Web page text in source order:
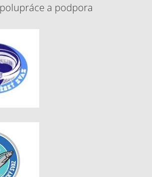
a podpora